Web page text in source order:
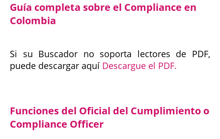
Guía completa sobre el Compliance en
Colombia
Si su Buscador no soporta lectores de PDF,
puede descargar aquí Descargue el PDF.
Funciones del Oficial del Cumplimiento o
Compliance Officer